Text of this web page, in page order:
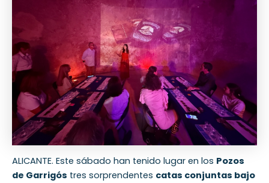
ALICANTE. Este sábado han tenido lugar en los Pozos
de Garrigós tres sorprendentes catas conjuntas bajo